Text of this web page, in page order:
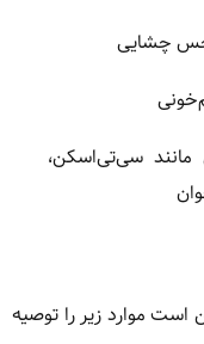
حس چشایی
سی‌تی‌اسکن،
موارد زیر را توصیه